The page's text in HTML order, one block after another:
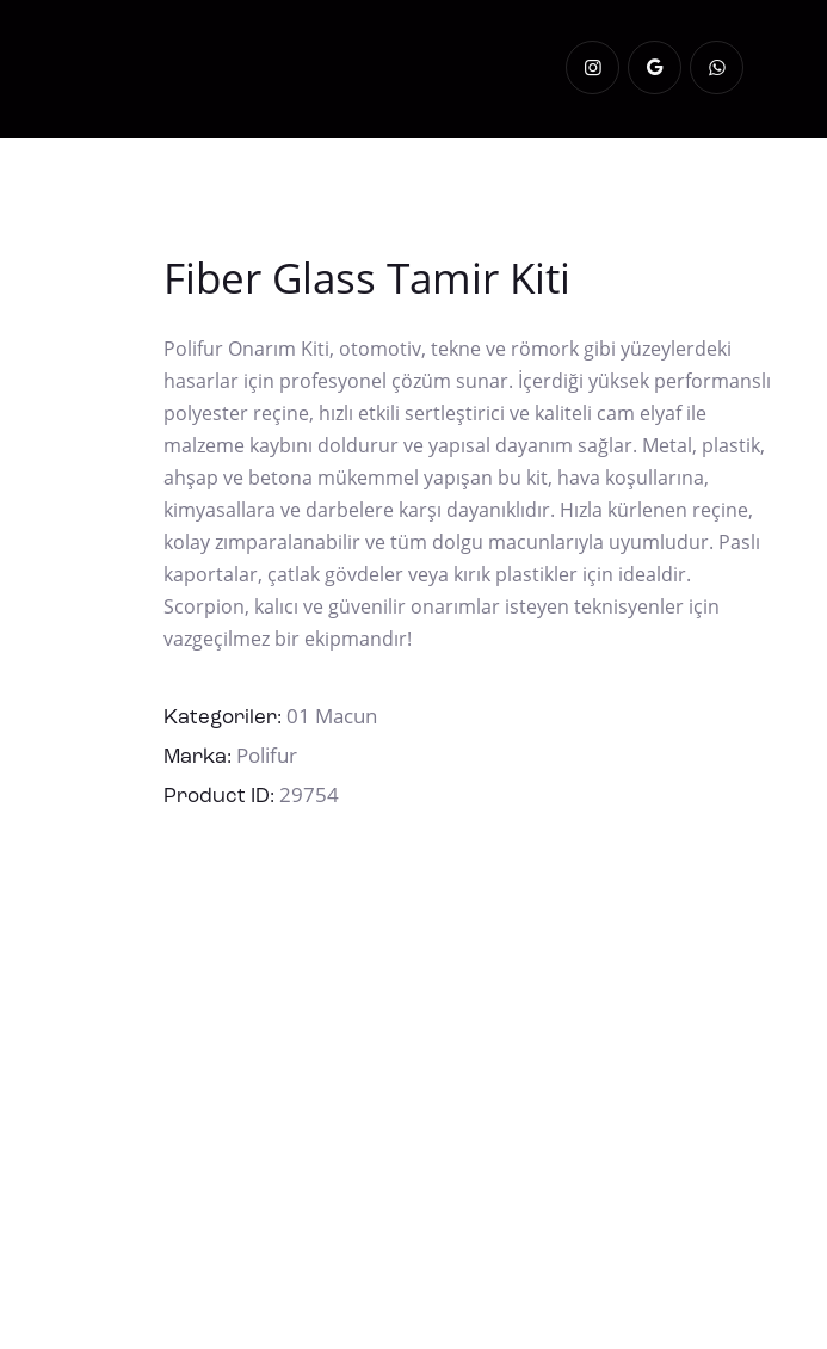
Fiber Glass Tamir Kiti
Polifur Onarım Kiti, otomotiv, tekne ve römork gibi yüzeylerdeki
hasarlar için profesyonel çözüm sunar. İçerdiği yüksek performanslı
polyester reçine, hızlı etkili sertleştirici ve kaliteli cam elyaf ile
malzeme kaybını doldurur ve yapısal dayanım sağlar. Metal, plastik,
ahşap ve betona mükemmel yapışan bu kit, hava koşullarına,
kimyasallara ve darbelere karşı dayanıklıdır. Hızla kürlenen reçine,
kolay zımparalanabilir ve tüm dolgu macunlarıyla uyumludur. Paslı
kaportalar, çatlak gövdeler veya kırık plastikler için idealdir.
Scorpion, kalıcı ve güvenilir onarımlar isteyen teknisyenler için
vazgeçilmez bir ekipmandır!
Kategoriler: 01 Macun
Marka: Polifur
Product ID: 29754